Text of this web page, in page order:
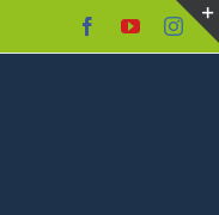
FacebookYouTube